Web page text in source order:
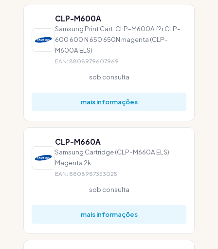
CLP-M600A
Samsung Print Cart. CLP-M600A f?r CLP-
600 600 N 650 650N magenta (CLP-
M600A ELS)
EAN: 8808979607969
sob consulta
mais informações
CLP-M660A
Samsung Cartridge (CLP-M660A ELS)
Magenta 2k
EAN: 8808987353025
sob consulta
mais informações